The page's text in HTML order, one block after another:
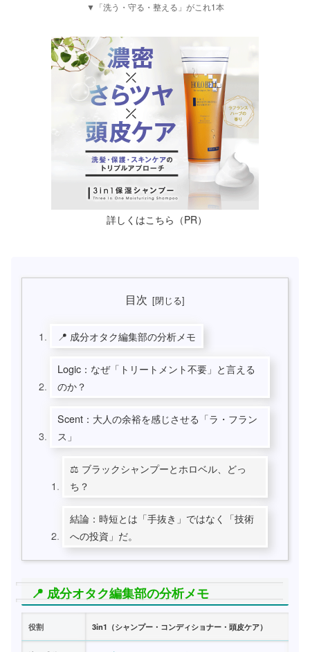
▼「洗う・守る・整える」がこれ1本
詳しくはこちら（PR）
目次
📍 成分オタク編集部の分析メモ
Logic：なぜ「トリートメント不要」と言える
のか？
Scent：大人の余裕を感じさせる「ラ・フラン
ス」
⚖️ ブラックシャンプーとホロベル、どっ
ち？
結論：時短とは「手抜き」ではなく「技術
への投資」だ。
📍 成分オタク編集部の分析メモ
役割 3in1（シャンプー・コンディショナー・頭皮ケア）